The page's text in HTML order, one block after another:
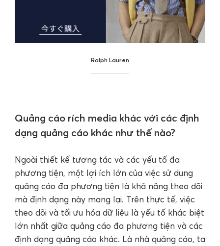
Ralph Lauren
Quảng cáo rích media khác với các định
dạng quảng cáo khác như thế nào?
Ngoài thiết kế tương tác và các yếu tố đa
phương tiện, một lợi ích lớn của việc sử dụng
quảng cáo đa phương tiện là khả năng theo dõi
mà định dạng này mang lại. Trên thực tế, việc
theo dõi và tối ưu hóa dữ liệu là yếu tố khác biệt
lớn nhất giữa quảng cáo đa phương tiện và các
định dạng quảng cáo khác. Là nhà quảng cáo, ta